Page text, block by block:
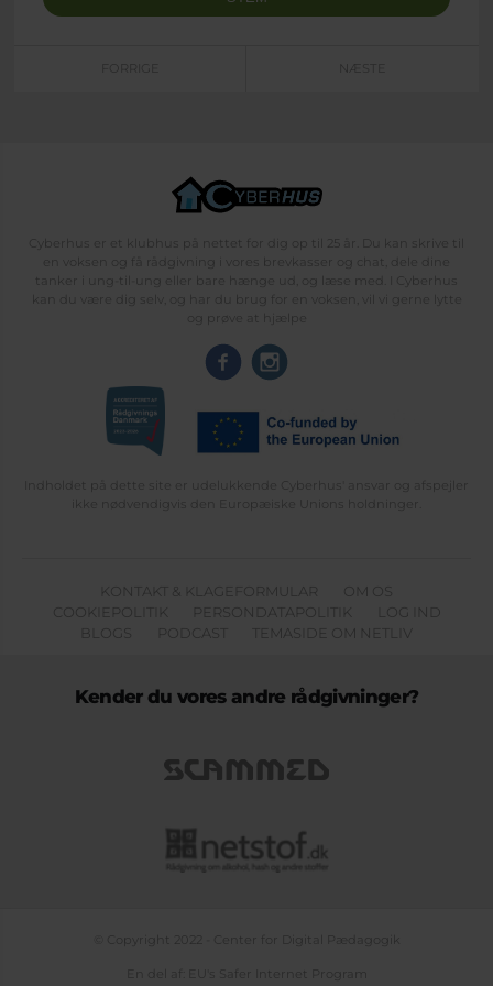
FORRIGE NÆSTE
Cyberhus er et klubhus på nettet for dig op til 25 år. Du kan skrive til
en voksen og få rådgivning i vores brevkasser og chat, dele dine
tanker i ung-til-ung eller bare hænge ud, og læse med. I Cyberhus
kan du være dig selv, og har du brug for en voksen, vil vi gerne lytte
og prøve at hjælpe
Indholdet på dette site er udelukkende Cyberhus' ansvar og afspejler
ikke nødvendigvis den Europæiske Unions holdninger.
KONTAKT & KLAGEFORMULAR
OM OS
COOKIEPOLITIK
PERSONDATAPOLITIK
LOG IND
BLOGS
PODCAST TEMASIDE OM NETLIV
Kender du vores andre rådgivninger?
© Copyright 2022 - Center for Digital Pædagogik
En del af: EU's Safer Internet Program